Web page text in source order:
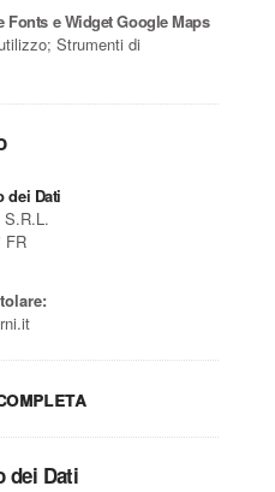
Fonts e Widget Google Maps
Strumenti di
dei Dati
S.R.L.
FR
dei Dati